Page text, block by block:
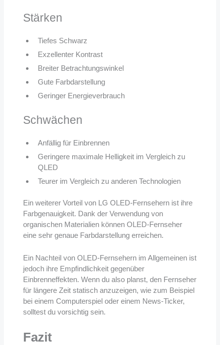
Stärken
Tiefes Schwarz
Exzellenter Kontrast
Breiter Betrachtungswinkel
Gute Farbdarstellung
Geringer Energieverbrauch
Schwächen
Anfällig für Einbrennen
Geringere maximale Helligkeit im Vergleich zu
QLED
Teurer im Vergleich zu anderen Technologien
Ein weiterer Vorteil von LG OLED-Fernsehern ist ihre
Farbgenauigkeit. Dank der Verwendung von
organischen Materialien können OLED-Fernseher
eine sehr genaue Farbdarstellung erreichen.
Ein Nachteil von OLED-Fernsehern im Allgemeinen ist
jedoch ihre Empfindlichkeit gegenüber
Einbrenneffekten. Wenn du also planst, den Fernseher
für längere Zeit statisch anzuzeigen, wie zum Beispiel
bei einem Computerspiel oder einem News-Ticker,
solltest du vorsichtig sein.
Fazit